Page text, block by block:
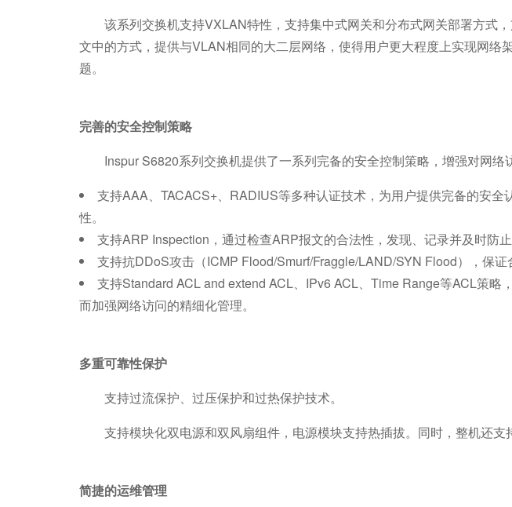
该系列交换机支持VXLAN特性，支持集中式网关和分布式网关部署方式
文中的方式，提供与VLAN相同的大二层网络，使得用户更大程度上实现网
题。
完善的安全控制策略
Inspur S6820系列交换机提供了一系列完备的安全控制策略，增强对网络
支持AAA、TACACS+、RADIUS等多种认证技术，为用户提供完备的安
性。
支持ARP Inspection，通过检查ARP报文的合法性，发现、记录并及时防
支持抗DDoS攻击（ICMP Flood/Smurf/Fraggle/LAND/SYN Flood），保证
支持Standard ACL and extend ACL、IPv6 ACL、Time Range等ACL策
而加强网络访问的精细化管理。
多重可靠性保护
支持过流保护、过压保护和过热保护技术。
支持模块化双电源和双风扇组件，电源模块支持热插拔。同时，整机还
简捷的运维管理